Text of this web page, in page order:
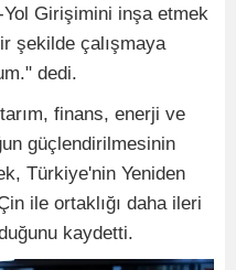
Girişimini inşa etmek
şekilde çalışmaya
dedi.
finans, enerji ve
güçlendirilmesinin
Türkiye'nin Yeniden
ile ortaklığı daha ileri
kaydetti.